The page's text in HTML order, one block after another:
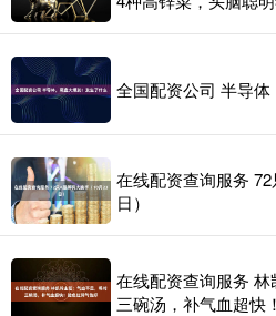
全国配资公司 半导
在线配资查询服务
日）
在线配资查询服务
三碗汤，补气血超快